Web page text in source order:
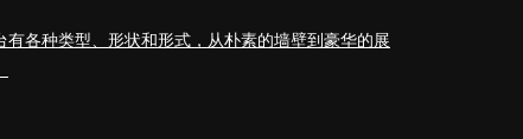
有各种类型、形状和形式，从朴素的墙壁到豪华的展